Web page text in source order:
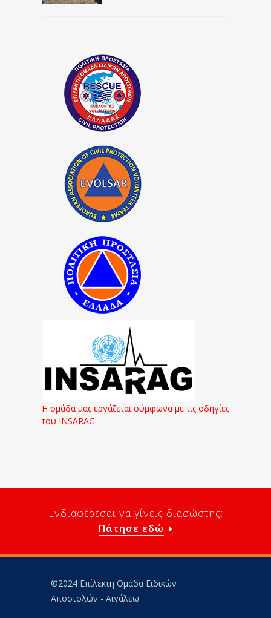
Η ομάδα μας εργάζεται σύμφωνα με τις οδηγίες
του INSARAG
Ενδιαφέρεσαι να γίνεις διασώστης;
Πάτησε εδώ
©2024 Επίλεκτη Ομάδα Ειδικών
Αποστολών - Αιγάλεω